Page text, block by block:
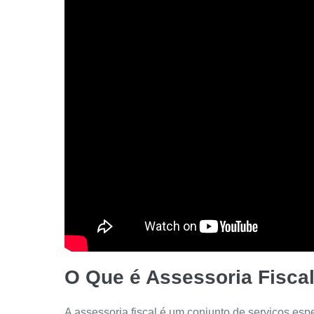
O Que é Assessoria